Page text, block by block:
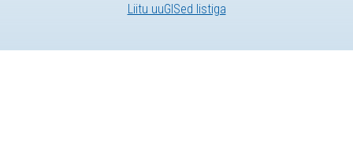
Liitu uuGISed listiga